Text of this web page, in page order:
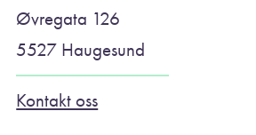
Øvregata 126
5527 Haugesund
Kontakt oss